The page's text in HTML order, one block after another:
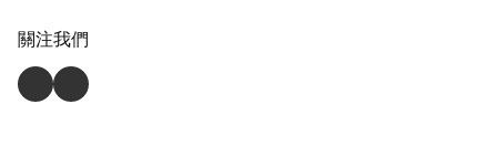
關注我們